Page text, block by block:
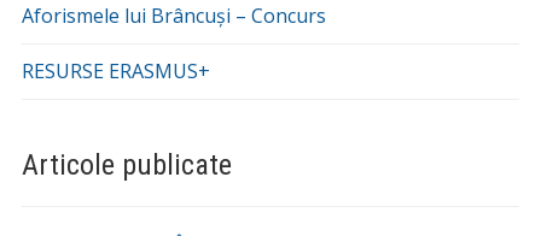
Aforismele lui Brâncuși – Concurs
RESURSE ERASMUS+
Articole publicate